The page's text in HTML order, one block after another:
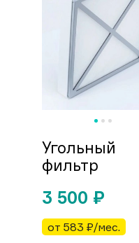
Угольный
фильтр
3 500 ₽
от 583 ₽/мес.